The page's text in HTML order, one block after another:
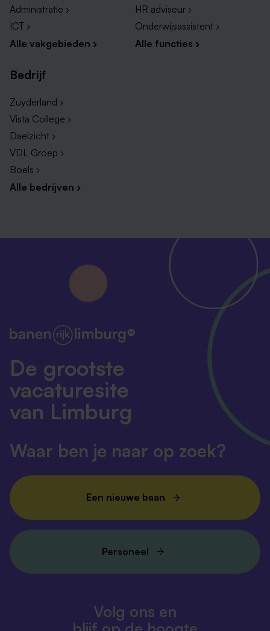
Administratie ›
ICT ›
Alle vakgebieden ›
HR adviseur ›
Onderwijsassistent ›
Alle functies ›
Bedrijf
Zuyderland ›
Vista College ›
Daelzicht ›
VDL Groep ›
Boels ›
Alle bedrijven ›
De grootste
vacaturesite
van Limburg
Waar ben je naar op zoek?
Een nieuwe baan
Personeel
Volg ons en